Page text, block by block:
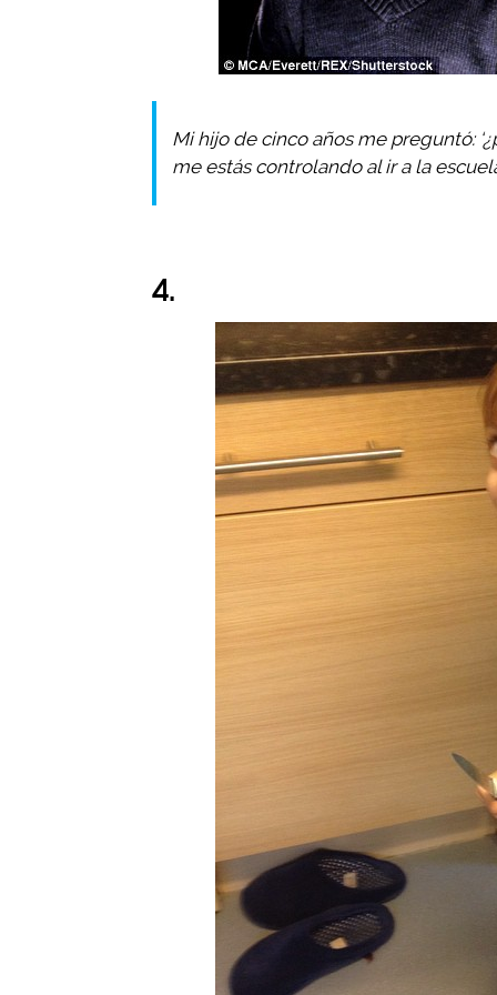
Mi hijo de cinco años me preguntó:
me estás controlando al ir a la
4.